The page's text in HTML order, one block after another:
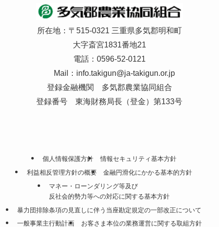
所在地：〒515-0321 三重県多気郡明和町
大字斎宮1831番地21
電話：0596-52-0121
Mail： info.takigun@ja-takigun.or.jp
登録金融機関 多気郡農業協同組合
登録番号 東海財務局長（登金）第133号
個人情報保護方針
情報セキュリティ基本方針
利益相反管理方針の概要
金融円滑化にかかる基本的方針
マネー・ローンダリング等及び
反社会的勢力等への対応に関する基本方針
暴力団排除条項の見直しに伴う当座勘定規定の一部改正について
一般事業主行動計画
お客さま本位の業務運営に関する取組方針